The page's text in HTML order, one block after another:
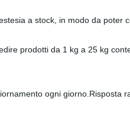
a stock, in modo da
prodotti da 1 kg a 25 kg
ogni giorno.Risposta